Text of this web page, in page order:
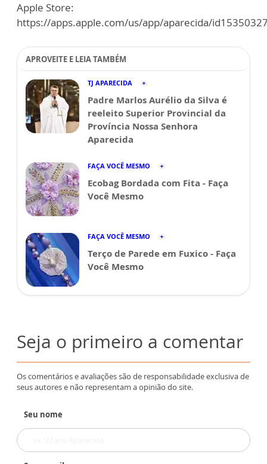
Apple Store:
https://apps.apple.com/us/app/aparecida/
APROVEITE E LEIA TAMBÉM
TJ APARECIDA
Padre Marlos Aurélio da Silva é
reeleito Superior Provincial da
Província Nossa Senhora
Aparecida
FAÇA VOCÊ MESMO
Ecobag Bordada com Fita - Faça
Você Mesmo
FAÇA VOCÊ MESMO
Terço de Parede em Fuxico - Faça
Você Mesmo
Seja o primeiro a comentar
Os comentários e avaliações são de responsabilidade exclusiva de
seus autores e não representam a opinião do site.
Seu nome